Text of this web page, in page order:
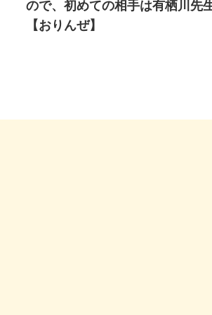
ので、初めての相手は有栖川先
【おりんぜ】